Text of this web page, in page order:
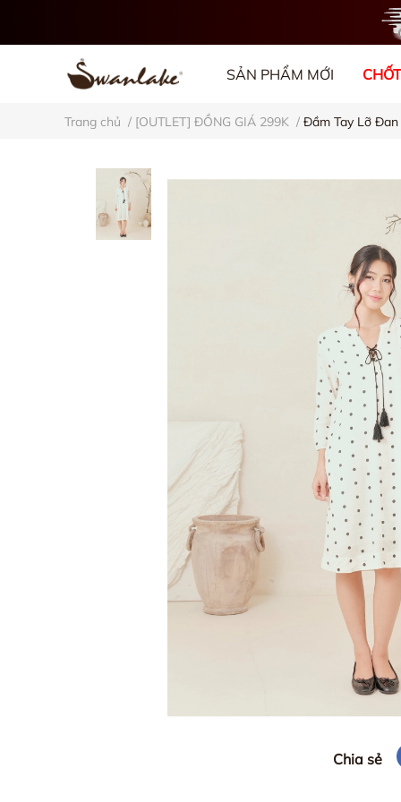
SẢN PHẨM MỚI
Trang chủ / [OUTLET] ĐỒNG GIÁ 299K / Đầm Tay Lỡ
Chia sẻ